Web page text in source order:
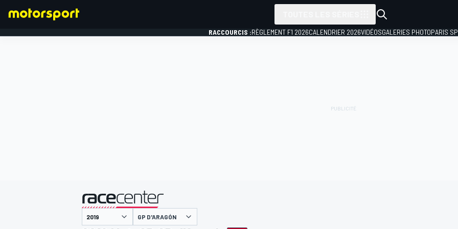
RACCOURCIS :RÈGLEMENT F1 2026CALENDRIER 2026VIDÉOSGALERIES PHOTOPARIS
présenté par
GP D'ARAGÓN